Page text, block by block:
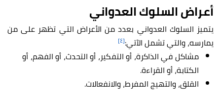
أعراض السلوك العدواني
يتميز السلوك العدواني بعدد من الأعراض التي تظهر على من
يمارسه، والتي تشمل الآتي:[٤]
مشاكل في الذاكرة، أو التفكير، أو التحدث، أو الفهم، أو
الكتابة، أو القراءة.
القلق، والتهيج المفرط، والانفعالات.